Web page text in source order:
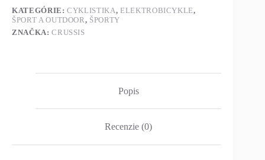
KATEGÓRIE:CYKLISTIKA, ELEKTROBICYKLE,
ŠPORT A OUTDOOR , ŠPORTY
ZNAČKA:CRUSSIS
Popis
Recenzie (0)